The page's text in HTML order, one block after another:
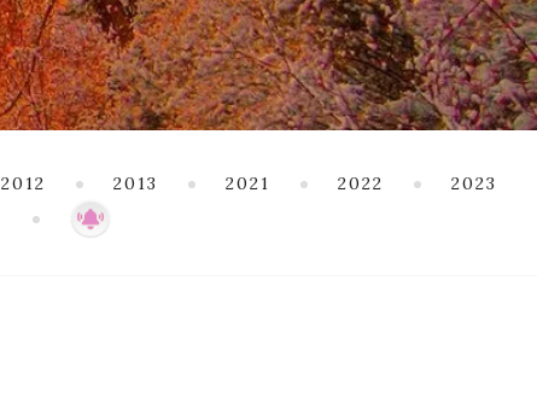
2012 2013 2021 2022
2023